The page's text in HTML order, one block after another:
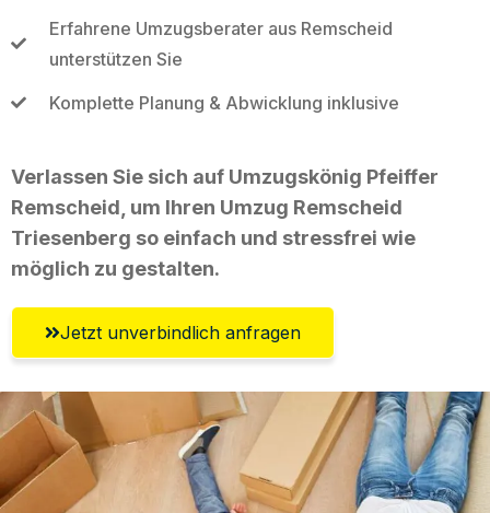
Erfahrene Umzugsberater aus Remscheid
unterstützen Sie
Komplette Planung & Abwicklung inklusive
Verlassen Sie sich auf Umzugskönig Pfeiffer
Remscheid, um Ihren Umzug Remscheid
Triesenberg so einfach und stressfrei wie
möglich zu gestalten.
Jetzt unverbindlich anfragen